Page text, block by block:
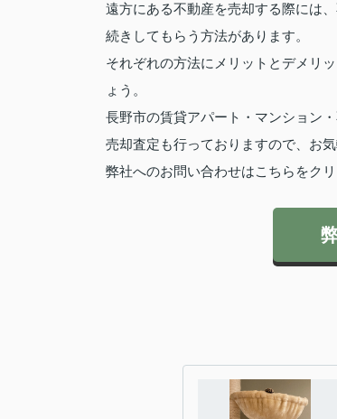
遠方にある不動産を売却する際には
続きしてもらう方法があります。
それぞれの方法にメリットとデメリ
ょう。
長野市の賃貸アパート・マンション
売却査定も行っておりますので、お
弊社へのお問い合わせはこちらをク